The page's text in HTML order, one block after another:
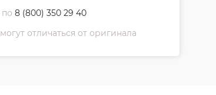
8 (800) 350 29 40
отличаться от оригинала